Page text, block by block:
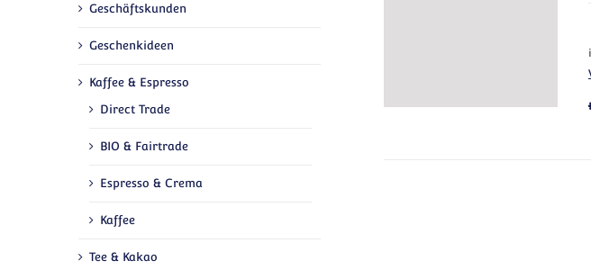
Geschäftskunden
Geschenkideen
Kaffee & Espresso
Direct Trade
BIO & Fairtrade
Espresso & Crema
Kaffee
Tee & Kakao